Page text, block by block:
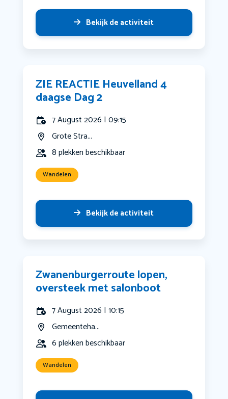
Bekijk de activiteit
ZIE REACTIE Heuvelland 4
daagse Dag 2
7 August 2026 | 09:15
Grote Stra...
8 plekken beschikbaar
Wandelen
Bekijk de activiteit
Zwanenburgerroute lopen,
oversteek met salonboot
7 August 2026 | 10:15
Gemeenteha...
6 plekken beschikbaar
Wandelen